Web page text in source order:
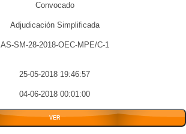
Convocado
Adjudicación Simplificada
AS-SM-28-2018-OEC-MPE/C-1
25-05-2018 19:46:57
04-06-2018 00:01:00
VER